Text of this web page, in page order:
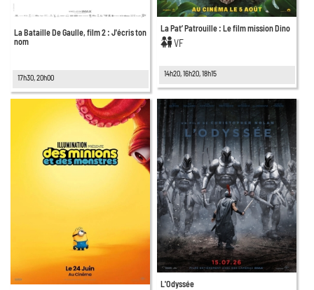
La Bataille De Gaulle, film 2 : J'écris ton
nom
17h30, 20h00
La Pat’ Patrouille : Le film mission Dino
VF
14h20, 16h20, 18h15
L'Odyssée